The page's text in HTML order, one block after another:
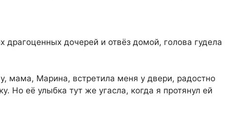
дочерей и отвёз домой, голова гудела
мама, Марина, встретила меня у двери, радостно
Но её улыбка тут же угасла, когда я протянул ей